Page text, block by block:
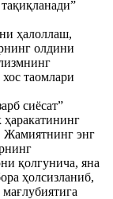
ҳалоллаш,
олдини
таомлари
сиёсат”
Жамиятнинг энг
қолгунича, яна
ҳолсизланиб,